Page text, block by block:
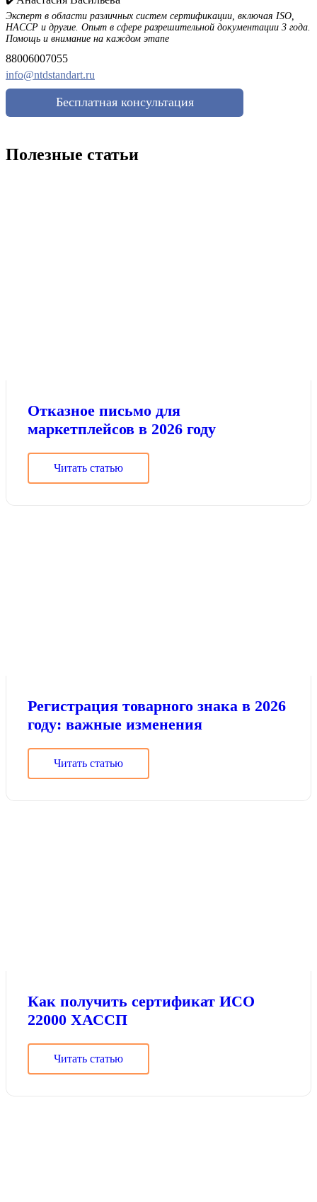
Эксперт в области различных систем сертификации, включая ISO,
HACCP и другие. Опыт в сфере разрешительной документации 3 года.
Помощь и внимание на каждом этапе
88006007055
info@ntdstandart.ru
Бесплатная консультация
Полезные статьи
Отказное письмо для
маркетплейсов в 2026 году
Читать статью
Регистрация товарного знака в 2026
году: важные изменения
Читать статью
Как получить сертификат ИСО
22000 ХАССП
Читать статью